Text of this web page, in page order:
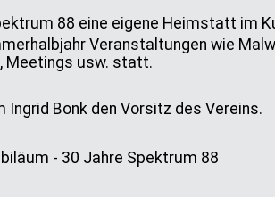
88 eine eigene Heimstatt im
Veranstaltungen wie
Meetings usw. statt.
Ingrid Bonk den Vorsitz des Vereins.
- 30 Jahre Spektrum 88